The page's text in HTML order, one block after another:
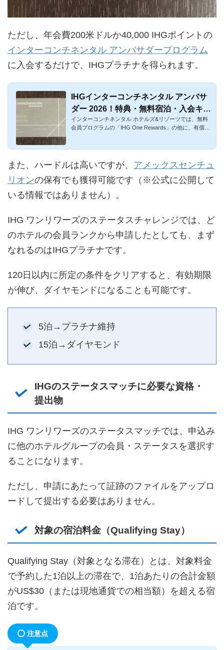
ただし、年会費200米ドルか40,000 IHGポイントの
インターコンチネンタル アンバサダープログラム
に入会するだけで、IHGプラチナを得られます。
IHGインターコンチネンタル アンバサ
ダー 2026！特典・無料宿泊・入会キャ
ンペーンを解説
インターコンチネンタル ホテルズ&リゾーツでは、無料
会員プログラムの「IHG One Rewards」の他に、有償で
また、ハードルは高いですが、 アメックスセンチュ
リオンの保有でも獲得可能です（※公式に公開して
いる情報ではありません）。
IHG ワンリワーズのステータスチャレンジでは、ど
のホテルの会員ランクから申請したとしても、まず
なれるのはIHGプラチナです。
120日以内に所定の条件をクリアすると、有効期限
が伸び、ダイヤモンドになることも可能です。
5泊→プラチナ維持
15泊→ダイヤモンド
IHGのステータスマッチに必要な資格・
提出物
IHG ワンリワーズのステータスマッチでは、申込み
に他のホテルグループの会員・ステータスを選択す
ることになります。
ただし、申請にあたって証跡のファイルをアップロ
ードして提出する必要はありません。
対象の宿泊料金（Qualifying Stay）
Qualifying Stay（対象となる滞在）とは、対象料金
で予約した1泊以上の滞在で、1泊あたりの合計金額
がUS$30（または現地通貨での相当額）を超える宿
泊です。
注意点